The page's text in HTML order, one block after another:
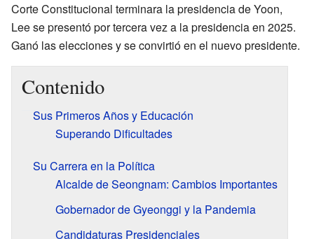
Corte Constitucional terminara la presidencia de Yoon,
Lee se presentó por tercera vez a la presidencia en 2025.
Ganó las elecciones y se convirtió en el nuevo presidente.
Contenido
Sus Primeros Años y Educación
Superando Dificultades
Su Carrera en la Política
Alcalde de Seongnam: Cambios Importantes
Gobernador de Gyeonggi y la Pandemia
Candidaturas Presidenciales